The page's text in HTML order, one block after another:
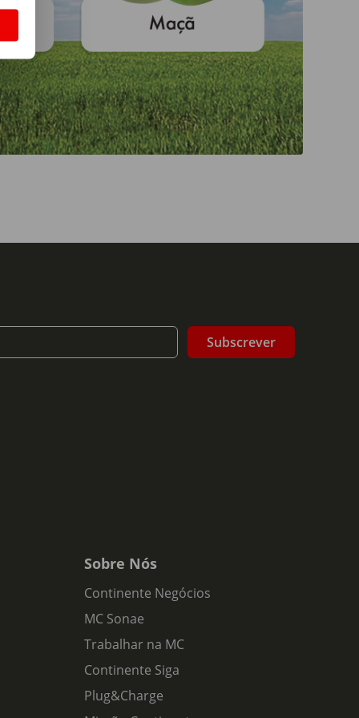
Subscrever
Sobre Nós
Continente Negócios
MC Sonae
Trabalhar na MC
Continente Siga
Plug&Charge